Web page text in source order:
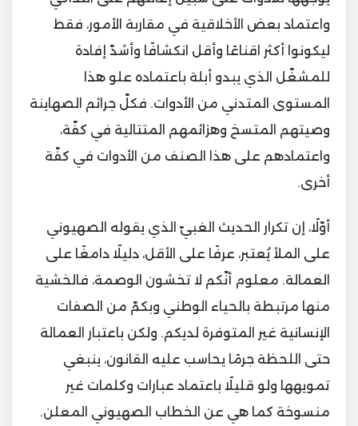
واعتماد بعض الأخلاقية في مقاربة الأمور، فقط
ليكونوا أكثر اقناعًا وأقل انكشافًا وأشدّ إفادة
للمشغّل الذي يبدو أبلهَ باعتماده علو هذا
المستوى المتدني من الأدوات. فكلّ جرائم الصهاينة
وصيتهم المتسخ وهزائمهم المتتالية في كفّة،
واعتمادهم على هذا الصنف من الأدوات في كفّة
أخرى.
أوّلًا، إن تكرار الحديث الغبيّ الذي يقوله الصهيوني
على الملأ يُعتبر، عرفًا على الأقل، دليلًا دامغًا على
العمالة. معلوم أنّكم لا تخشون الوصمة، فالخشية
منها مرتبطة بالحياء الوطني وبكمّ من الصفات
الإنسانية غير المتوفرة لديكم. ولكن باعتبار العمالة
حتى اللحظة جرمًا يحاسب عليه القانون، ينبغي
تمويهها ولو قليلًا باعتماد عبارات وكلمات غير
منسوخة كما هي عن الخطاب الصهيوني المعلن.